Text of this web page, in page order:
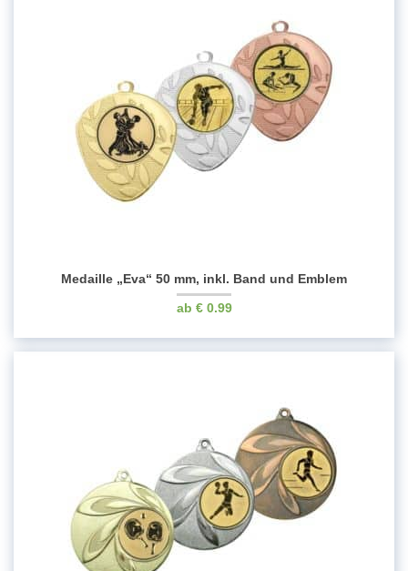
Medaille „Eva“ 50 mm, inkl. Band und Emblem
€0.99